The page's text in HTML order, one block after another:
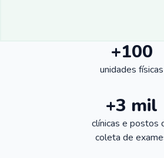
+100
unidades físicas
+3 mil
clínicas e postos
coleta de